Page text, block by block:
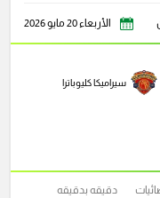
الأربعاء 20 مايو 2026
سيراميكا كليوباترا
دقيقه بدقيقه